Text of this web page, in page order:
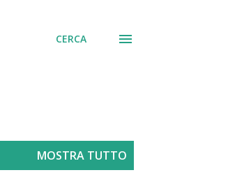
CERCA
MOSTRA TUTTO